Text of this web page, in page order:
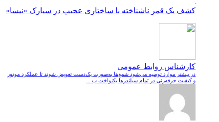
کشف یک قمر ناشناخته با ساختاری عجیب در سیارک «نیسا»
کارشناس روابط عمومی
در بیشتر موارد توصیه می‌شود شمع‌ها به‌صورت یک‌دست تعویض شوند تا عملکرد موتور
و کیفیت جرقه‌زنی در تمام سیلندرها یکنواخت ب ...